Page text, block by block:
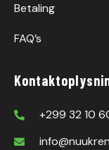
Betaling
FAQ’s
+299 32 10